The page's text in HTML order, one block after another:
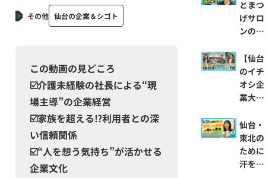
その他 仙台の企業＆シゴト
この動画の見どころ
☑️介護未経験の社長による“現
場主導”の企業経営
☑️家族を超える⁉利用者との深
い信頼関係
☑️“人を想う気持ち”が活かせる
企業文化
る!!｜
仙台で
る企業
をレコ
メンド
『SEN
DAI
B REC
O』
んの話
る⁉】
仙台で
のあな
ャリア
の活か
し方と
は。仙
タート
アップ
企業が
求める
とまつ
げサロ
ンの二
らじで
経営！
｜仙台
企業の
聞く！
『1分
間イン
タビュ
【仙台
のイチ
オシ企
業大公
住・転
職を考
えてい
る方必
仙台・
東北の
ために
汗をか